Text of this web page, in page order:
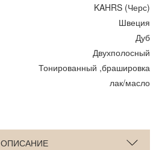
KAHRS (Черс)
Швеция
Дуб
Двухполосный
Тонированный ,брашировка
лак/масло
ОПИСАНИЕ